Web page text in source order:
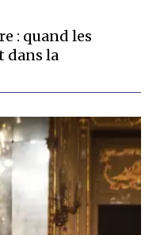
: quand les
dans la